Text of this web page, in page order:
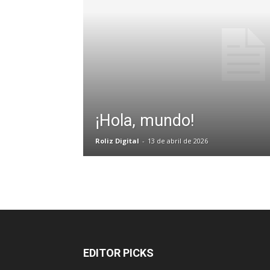
¡Hola, mundo!
Roliz Digital - 13 de abril de 2026
EDITOR PICKS